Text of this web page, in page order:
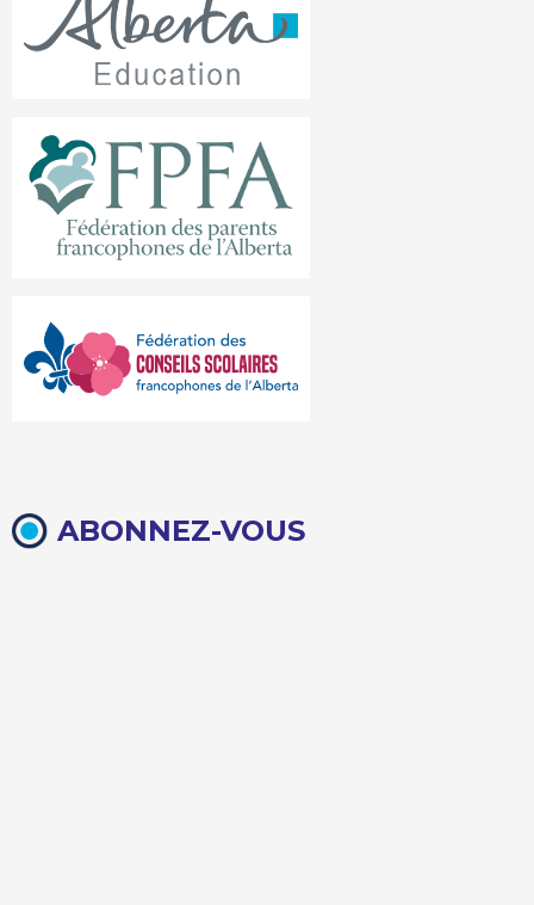
ABONNEZ-VOUS